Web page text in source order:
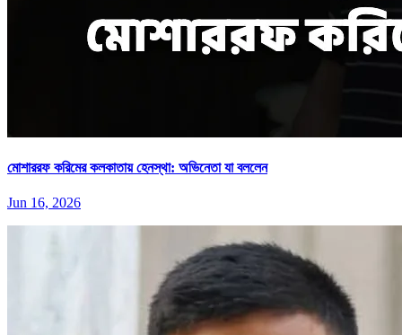
মোশাররফ করিমের কলকাতায় হেনস্থা: অভিনেতা যা বললেন
Jun 16, 2026